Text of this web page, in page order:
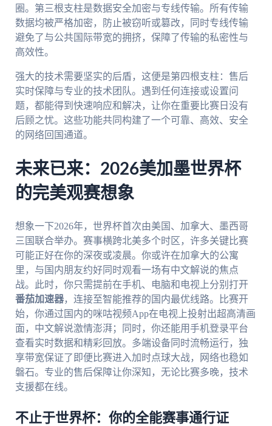
圈。第三根支柱是数据安全加密与专线传输。所有传输
数据均被严格加密，防止被窃听或篡改，同时专线传输
避免了与公共国际带宽的拥挤，保障了传输的私密性与
高效性。
强大的技术需要坚实的后盾，这便是第四根支柱：售后
实时保障与专业的技术团队。遇到任何连接或设置问
题，都能得到快速响应和解决，让你在重要比赛日没有
后顾之忧。这些功能共同构建了一个可靠、高效、安全
的网络回国通道。
未来已来：2026美加墨世界杯
的完美观赛想象
想象一下2026年，世界杯首次由美国、加拿大、墨西哥
三国联合举办。赛事横跨北美多个时区，许多关键比赛
可能正好在你的深夜或凌晨。你或许在加拿大的公寓
里，与国内朋友约好同时观看一场有中文解说的焦点
战。此时，你只需提前在手机、电脑和电视上分别打开
番茄加速器，连接至智能推荐的国内最优线路。比赛开
始，你通过国内的咪咕视频App在电视上投射出超高清画
面，中文解说激情澎湃；同时，你还能用手机登录平台
查看实时数据和精彩回放。多端设备同时流畅运行，独
享带宽保证了即便比赛进入加时点球大战，网络也稳如
磐石。专业的售后保障让你深知，无论比赛多晚，技术
支援都在线。
不止于世界杯：你的全能赛事通行证